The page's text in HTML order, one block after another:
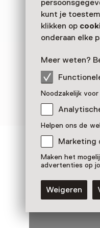
kunt je
klikken op
onderaan elke
Meer weten?
Noodzakelijk
Helpen ons de
Marketing
Maken het
advertenties op
Weigeren
Verder
Zien &